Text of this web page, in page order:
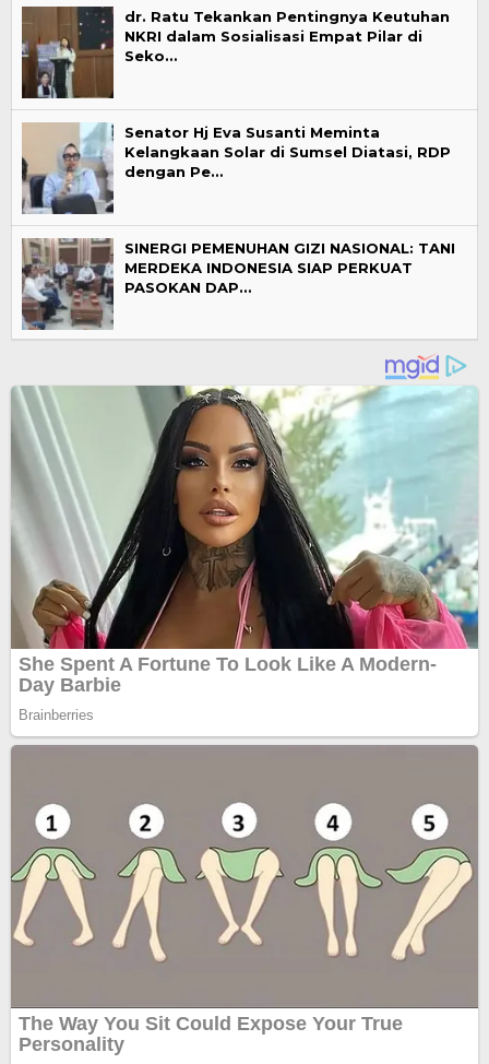
dr. Ratu Tekankan Pentingnya Keutuhan
NKRI dalam Sosialisasi Empat Pilar di
Seko…
Senator Hj Eva Susanti Meminta
Kelangkaan Solar di Sumsel Diatasi, RDP
dengan Pe…
SINERGI PEMENUHAN GIZI NASIONAL: TANI
MERDEKA INDONESIA SIAP PERKUAT
PASOKAN DAP…